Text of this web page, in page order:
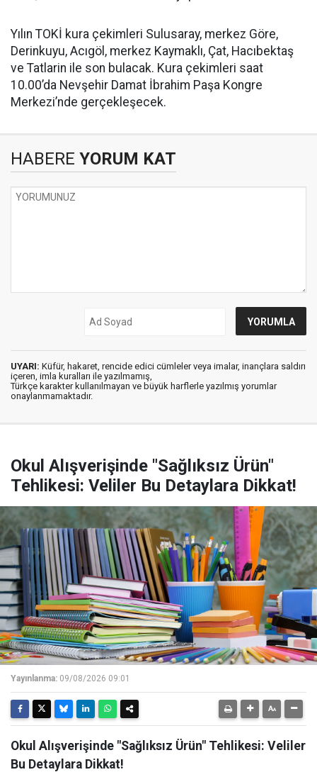
Yılın TOKİ kura çekimleri Sulusaray, merkez Göre,
Derinkuyu, Acıgöl, merkez Kaymaklı, Çat, Hacıbektaş
ve Tatlarin ile son bulacak. Kura çekimleri saat
10.00’da Nevşehir Damat İbrahim Paşa Kongre
Merkezi’nde gerçekleşecek.
HABERE YORUM KAT
UYARI: Küfür, hakaret, rencide edici cümleler veya imalar, inançlara saldırı
içeren, imla kuralları ile yazılmamış,
Türkçe karakter kullanılmayan ve büyük harflerle yazılmış yorumlar
onaylanmamaktadır.
Okul Alışverişinde "Sağlıksız Ürün"
Tehlikesi: Veliler Bu Detaylara Dikkat!
Yayınlanma: 09/08/2026 09:01
Okul Alışverişinde "Sağlıksız Ürün" Tehlikesi: Veliler
Bu Detaylara Dikkat!